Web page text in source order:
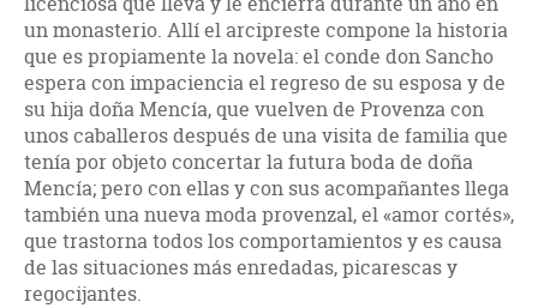
un monasterio. Allí el arcipreste compone la historia
que es propiamente la novela: el conde don Sancho
espera con impaciencia el regreso de su esposa y de
su hija doña Mencía, que vuelven de Provenza con
unos caballeros después de una visita de familia que
tenía por objeto concertar la futura boda de doña
Mencía; pero con ellas y con sus acompañantes llega
también una nueva moda provenzal, el «amor cortés»,
que trastorna todos los comportamientos y es causa
de las situaciones más enredadas, picarescas y
regocijantes.